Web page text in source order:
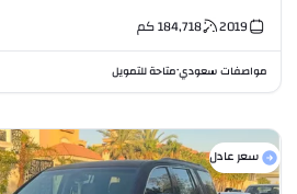
2019
184,718كم
مواصفات سعودي•متاحة للتمويل
سعر عادل